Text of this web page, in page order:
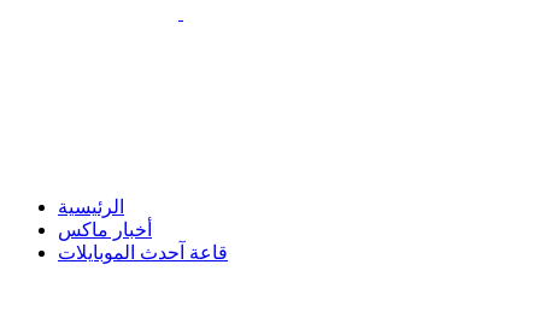
الرئيسية
أخبار ماكس
قاعة آحدث الموبايلات